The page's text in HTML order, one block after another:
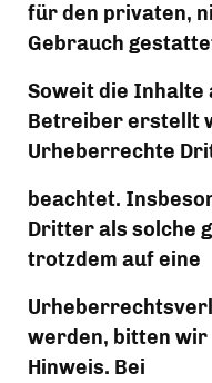
für den privaten,
Gebrauch
Soweit die Inhalte
Betreiber erstellt
Urheberrechte
beachtet.
Dritter als solche
trotzdem auf eine
werden, bitten wir
Hinweis. Bei